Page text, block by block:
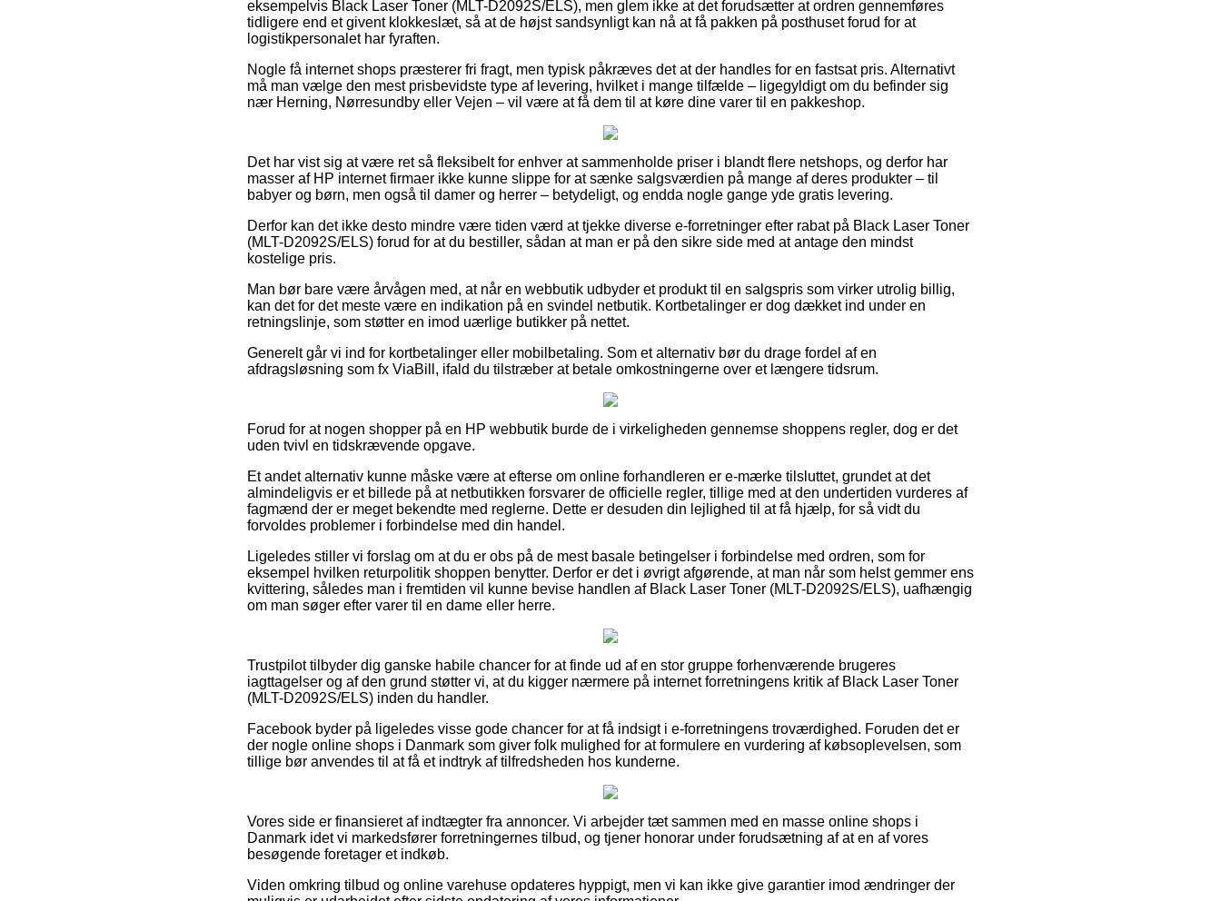
eksempelvis Black Laser Toner (MLT-D2092S/ELS), men glem ikke at det forudsætter at ordren gennemføres
tidligere end et givent klokkeslæt, så at de højst sandsynligt kan nå at få pakken på posthuset forud for at
logistikpersonalet har fyraften.
Nogle få internet shops præsterer fri fragt, men typisk påkræves det at der handles for en fastsat pris. Alternativt
må man vælge den mest prisbevidste type af levering, hvilket i mange tilfælde – ligegyldigt om du befinder sig
nær Herning, Nørresundby eller Vejen – vil være at få dem til at køre dine varer til en pakkeshop.
Det har vist sig at være ret så fleksibelt for enhver at sammenholde priser i blandt flere netshops, og derfor har
masser af HP internet firmaer ikke kunne slippe for at sænke salgsværdien på mange af deres produkter – til
babyer og børn, men også til damer og herrer – betydeligt, og endda nogle gange yde gratis levering.
Derfor kan det ikke desto mindre være tiden værd at tjekke diverse e-forretninger efter rabat på Black Laser Toner
(MLT-D2092S/ELS) forud for at du bestiller, sådan at man er på den sikre side med at antage den mindst
kostelige pris.
Man bør bare være årvågen med, at når en webbutik udbyder et produkt til en salgspris som virker utrolig billig,
kan det for det meste være en indikation på en svindel netbutik. Kortbetalinger er dog dækket ind under en
retningslinje, som støtter en imod uærlige butikker på nettet.
Generelt går vi ind for kortbetalinger eller mobilbetaling. Som et alternativ bør du drage fordel af en
afdragsløsning som fx ViaBill, ifald du tilstræber at betale omkostningerne over et længere tidsrum.
Forud for at nogen shopper på en HP webbutik burde de i virkeligheden gennemse shoppens regler, dog er det
uden tvivl en tidskrævende opgave.
Et andet alternativ kunne måske være at efterse om online forhandleren er e-mærke tilsluttet, grundet at det
almindeligvis er et billede på at netbutikken forsvarer de officielle regler, tillige med at den undertiden vurderes af
fagmænd der er meget bekendte med reglerne. Dette er desuden din lejlighed til at få hjælp, for så vidt du
forvoldes problemer i forbindelse med din handel.
Ligeledes stiller vi forslag om at du er obs på de mest basale betingelser i forbindelse med ordren, som for
eksempel hvilken returpolitik shoppen benytter. Derfor er det i øvrigt afgørende, at man når som helst gemmer ens
kvittering, således man i fremtiden vil kunne bevise handlen af Black Laser Toner (MLT-D2092S/ELS), uafhængig
om man søger efter varer til en dame eller herre.
Trustpilot tilbyder dig ganske habile chancer for at finde ud af en stor gruppe forhenværende brugeres
iagttagelser og af den grund støtter vi, at du kigger nærmere på internet forretningens kritik af Black Laser Toner
(MLT-D2092S/ELS) inden du handler.
Facebook byder på ligeledes visse gode chancer for at få indsigt i e-forretningens troværdighed. Foruden det er
der nogle online shops i Danmark som giver folk mulighed for at formulere en vurdering af købsoplevelsen, som
tillige bør anvendes til at få et indtryk af tilfredsheden hos kunderne.
Vores side er finansieret af indtægter fra annoncer. Vi arbejder tæt sammen med en masse online shops i
Danmark idet vi markedsfører forretningernes tilbud, og tjener honorar under forudsætning af at en af vores
besøgende foretager et indkøb.
Viden omkring tilbud og online varehuse opdateres hyppigt, men vi kan ikke give garantier imod ændringer der